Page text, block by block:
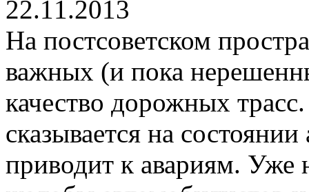
22.11.2013
На постсоветском
важных (и пока
качество дорожных
сказывается на
приводит к авариям. Уже